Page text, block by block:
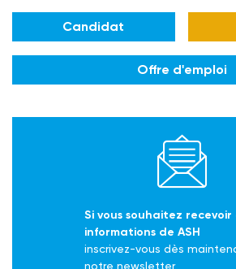
Candidat
Offre d'emploi
Si vous souhaitez recevoir
informations de ASH
inscrivez-vous dès
notre newsletter